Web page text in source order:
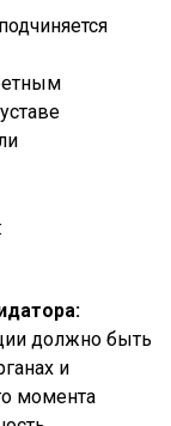
должно быть
и
момента